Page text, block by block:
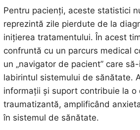
Pentru pacienți, aceste statistici
reprezintă zile pierdute de la
inițierea tratamentului. În acest
confruntă cu un parcurs medical
un „navigator de pacient” care
labirintul sistemului de sănătate.
informații și suport contribuie la o
traumatizantă, amplificând
în sistemul de sănătate.